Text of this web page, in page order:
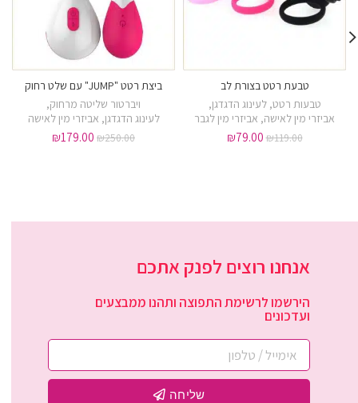
טבעת רטט בצורת לב
טבעות רטט,לעינוג הדגדגן,
אביזרי מין לאישה, אביזרי מין לגבר
₪119.00
₪79.00
ביצת רטט "JUMP" עם שלט רחוק
ויברטור שליטה מרחוק,
לעינוג הדגדגן, אביזרי מין לאישה
₪250.00
₪179.00
אנחנו רוצים לפנק אתכם
הירשמו לרשימת התפוצה ותהנו ממבצעים
ועדכונים
שליחה